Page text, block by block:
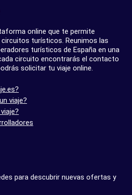
online que te permite
turísticos. Reunimos las
turísticos de España en una
circuito encontrarás el contacto
solicitar tu viaje online.
viaje?
para descubrir nuevas ofertas y